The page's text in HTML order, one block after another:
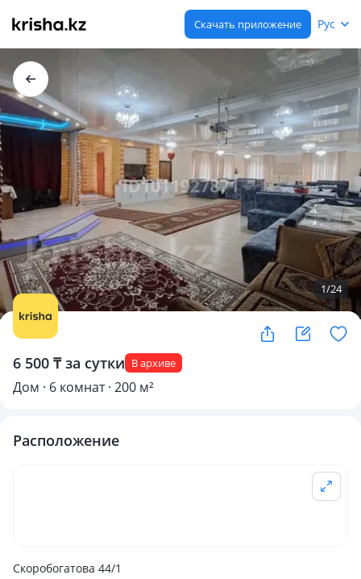
Скачать приложение Рус
1/24
6 500 ₸ за сутки В архиве
Дом · 6 комнат · 200 м²
Расположение
Скоробогатова 44/1